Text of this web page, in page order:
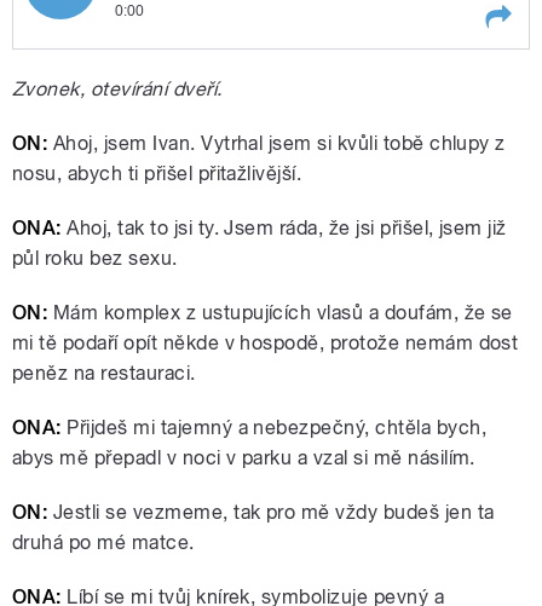
pause
0:00
Zvonek, otevírání dveří.
ON: Ahoj, jsem Ivan. Vytrhal jsem si kvůli tobě chlupy z
nosu, abych ti přišel přitažlivější.
ONA:Ahoj, tak to jsi ty. Jsem ráda, že jsi přišel, jsem již
půl roku bez sexu.
ON: Mám komplex z ustupujících vlasů a doufám, že se
mi tě podaří opít někde v hospodě, protože nemám dost
peněz na restauraci.
ONA: Přijdeš mi tajemný a nebezpečný, chtěla bych,
abys mě přepadl v noci v parku a vzal si mě násilím.
ON: Jestli se vezmeme, tak pro mě vždy budeš jen ta
druhá po mé matce.
ONA: Líbí se mi tvůj knírek, symbolizuje pevný a